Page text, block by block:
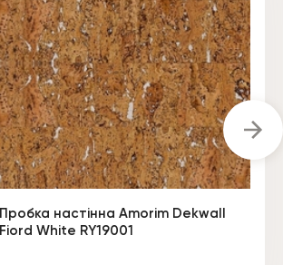
Пробка настінна Amorim Dekwall
Fiord White RY19001